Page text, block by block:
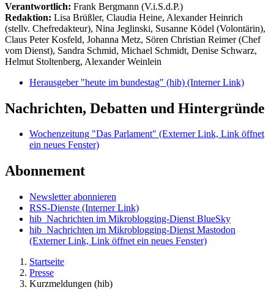
Verantwortlich: Frank Bergmann (V.i.S.d.P.)
Redaktion: Lisa Brüßler, Claudia Heine, Alexander Heinrich
(stellv. Chefredakteur), Nina Jeglinski, Susanne Ködel (Volontärin),
Claus Peter Kosfeld, Johanna Metz, Sören Christian Reimer (Chef
vom Dienst), Sandra Schmid, Michael Schmidt, Denise Schwarz,
Helmut Stoltenberg, Alexander Weinlein
Herausgeber "heute im bundestag" (hib) (Interner Link)
Nachrichten, Debatten und Hintergründe
Wochenzeitung "Das Parlament" (Externer Link, Link öffnet
ein neues Fenster)
Abonnement
Newsletter abonnieren
RSS-Dienste (Interner Link)
hib_Nachrichten im Mikroblogging-Dienst BlueSky
hib_Nachrichten im Mikroblogging-Dienst Mastodon
(Externer Link, Link öffnet ein neues Fenster)
Startseite
Presse
Kurzmeldungen (hib)